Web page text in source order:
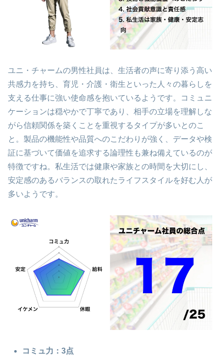
ユニ・チャームの男性社員は、生活者の声に寄り添う高い
共感力を持ち、育児・介護・衛生といった人々の暮らしを
支える仕事に強い使命感を抱いているようです。コミュニ
ケーションは穏やかで丁寧であり、相手の立場を理解しな
がら信頼関係を築くことを重視するタイプが多いとのこ
と。製品の機能性や品質へのこだわりが強く、データや検
証に基づいて価値を追求する論理性も兼ね備えているのが
特徴ですね。私生活では健康や家族との時間を大切にし、
安定感のあるバランスの取れたライフスタイルを好む人が
多いようです。
コミュ力：3点